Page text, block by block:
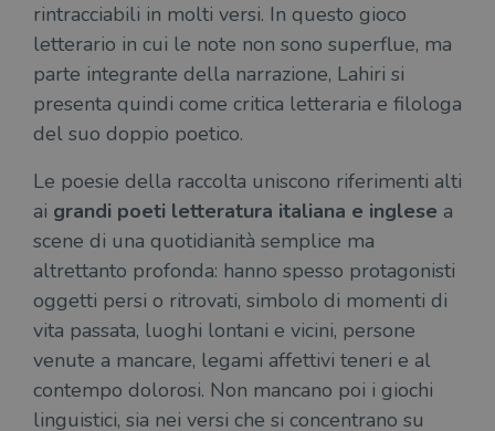
rintracciabili in molti versi. In questo gioco
letterario in cui le note non sono superflue, ma
parte integrante della narrazione, Lahiri si
presenta quindi come critica letteraria e filologa
del suo doppio poetico.
Le poesie della raccolta uniscono riferimenti alti
ai grandi poeti letteratura italiana e inglese a
scene di una quotidianità semplice ma
altrettanto profonda: hanno spesso protagonisti
oggetti persi o ritrovati, simbolo di momenti di
vita passata, luoghi lontani e vicini, persone
venute a mancare, legami affettivi teneri e al
contempo dolorosi. Non mancano poi i giochi
linguistici, sia nei versi che si concentrano su